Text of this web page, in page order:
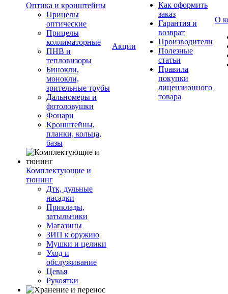
Оптика и кронштейны
Прицелы
оптические
Прицелы
коллиматорные
ПНВ и
тепловизоры
Бинокли,
монокли,
зрительные трубы
Дальномеры и
фотоловушки
Фонари
Кронштейны,
планки, кольца,
базы
Комплектующие и
тюнинг
Дтк, дульные
насадки
Приклады,
затыльники
Магазины
ЗИП к оружию
Мушки и целики
Уход и
обслуживание
Цевья
Рукоятки
Акции
Как оформить
заказ
Гарантия и
возврат
Производители
Полезные
статьи
Правила
покупки
лицензионного
товара
О